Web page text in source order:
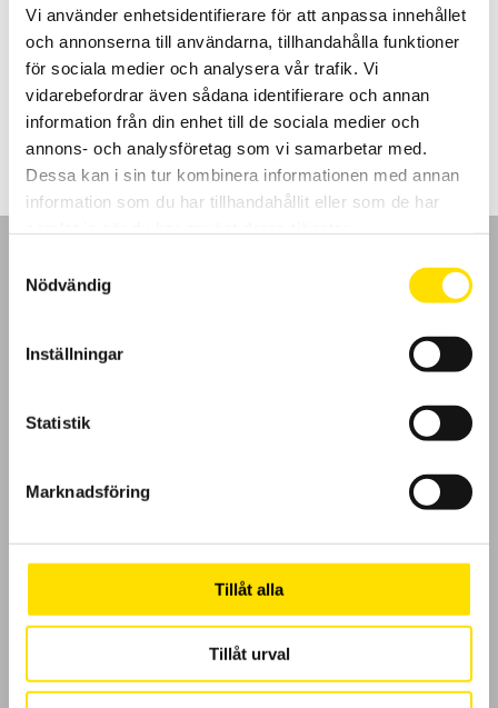
Vi använder enhetsidentifierare för att anpassa innehållet
och annonserna till användarna, tillhandahålla funktioner
för sociala medier och analysera vår trafik. Vi
vidarebefordrar även sådana identifierare och annan
information från din enhet till de sociala medier och
annons- och analysföretag som vi samarbetar med.
Dessa kan i sin tur kombinera informationen med annan
information som du har tillhandahållit eller som de har
Nödvändig
Inställningar
Statistik
Marknadsföring
Tillåt alla
Tillåt urval
E-Link System
E-Link är ett databaserat evaluerings och träningsprogram för övre
och nedre extremiteter samt nacke.
LÄS MER
Kundundersökning
Om Oss
Kontakt